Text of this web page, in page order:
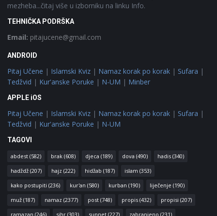
mezheba...čitaj više u izborniku na linku Info.
TEHNIČKA PODRŠKA
Email: pitajucene@gmail.com
ANDROID
Pitaj Učene | Islamski Kviz | Namaz korak po korak | Sufara |
Tedžvid | Kur'anske Poruke | N-UM | Minber
APPLE iOS
Pitaj Učene | Islamski Kviz | Namaz korak po korak | Sufara |
Tedžvid | Kur'anske Poruke | N-UM
TAGOVI
abdest (582) brak (608) djeca (189) dova (490) hadis (340)
hadždž (207) hajz (222) hidžab (187) islam (353)
kako postupiti (236) kur'an (580) kurban (190) liječenje (190)
muž (187) namaz (2377) post (748) propis (432) propisi (207)
ramazan (246) sihr (303) sunnet (227) zabranjeno (231)